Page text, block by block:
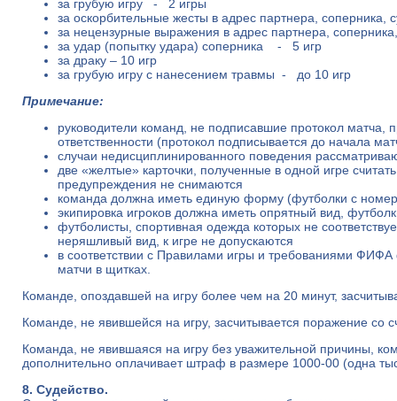
за грубую игру - 2 игры
за оскорбительные жесты в адрес партнера,
за нецензурные выражения в адрес партнера,
за удар (попытку удара) соперника - 5 игр
за драку – 10 игр
за грубую игру с нанесением травмы - до 10 игр
Примечание:
руководители команд, не подписавшие протокол матча,
ответственности (протокол подписывается до начала
случаи недисциплинированного поведения
две «желтые» карточки, полученные в одной игре
предупреждения не снимаются
команда должна иметь единую форму (футболки с
экипировка игроков должна иметь опрятный вид,
футболисты, спортивная одежда которых не
неряшливый вид, к игре не допускаются
в соответствии с Правилами игры и требованиями
матчи в щитках.
Команде, опоздавшей на игру более чем на 20 минут,
Команде, не явившейся на игру, засчитывается поражение со
Команда, не явившаяся на игру без уважительной причины,
дополнительно оплачивает штраф в размере 1000-00 (одна
8. Судейство.